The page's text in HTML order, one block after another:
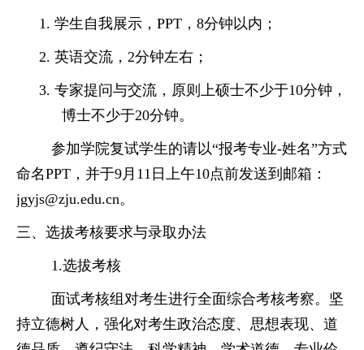
1. 学生自我展示， PPT，8分钟以内；
2. 英语交流， 2分钟左右；
3. 专家提问与交流， 原则上硕士不少于10分钟，
博士不少于20分钟。
参加学院复试学生的请以“报考专业-姓名”方式
命名PPT ，并于9月 11 日 上午10点前发送到邮箱：
jgyjs@zju.edu.cn。
三、选拔考核要求与录取办法
1.选拔考核
面试考核组对考生进行全面综合考核考察。坚
持立德树人，强化对考生政治态度、思想表现、道